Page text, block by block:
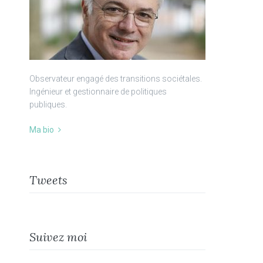
Observateur engagé des transitions sociétales.
Ingénieur et gestionnaire de politiques
publiques.
Ma bio
Tweets
Suivez moi